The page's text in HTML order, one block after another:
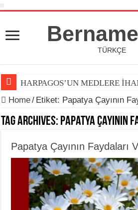
TÜRKÇE
HARPAGOS’UN MEDLERE
Home/ Etiket: Papatya Çayının
Tag Archives: Papatya Çayının
Papatya Çayının Faydaları